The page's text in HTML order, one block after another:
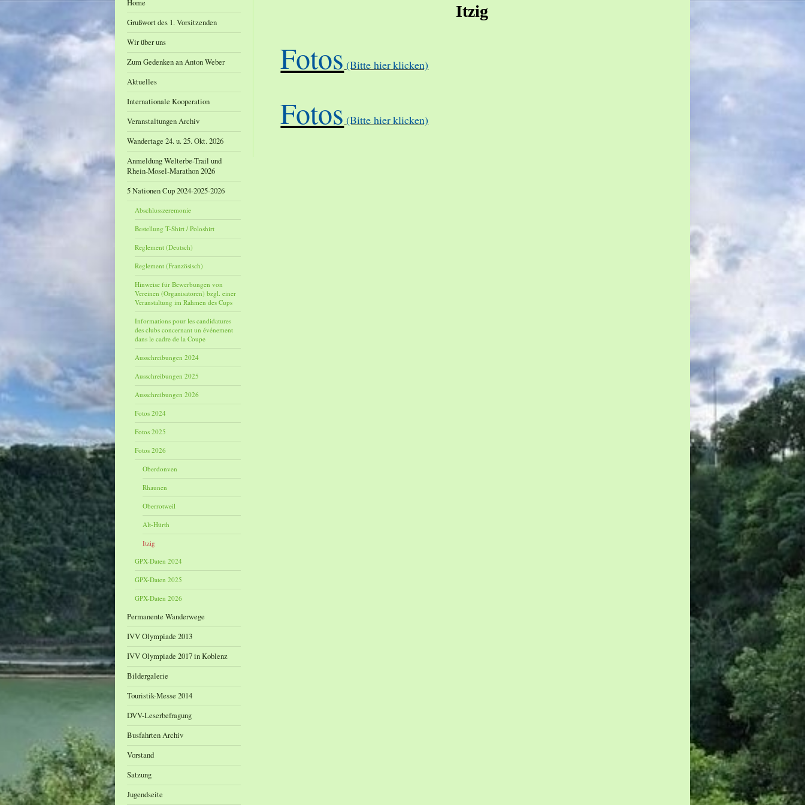
Home
Grußwort des 1. Vorsitzenden
Wir über uns
Zum Gedenken an Anton Weber
Aktuelles
Internationale Kooperation
Veranstaltungen Archiv
Wandertage 24. u. 25. Okt. 2026
Anmeldung Welterbe-Trail und
Rhein-Mosel-Marathon 2026
5 Nationen Cup 2024-2025-2026
Abschlusszeremonie
Bestellung T-Shirt / Poloshirt
Reglement (Deutsch)
Reglement (Französisch)
Hinweise für Bewerbungen von
Vereinen (Organisatoren) bzgl. einer
Veranstaltung im Rahmen des Cups
Informations pour les candidatures
des clubs concernant un événement
dans le cadre de la Coupe
Ausschreibungen 2024
Ausschreibungen 2025
Ausschreibungen 2026
Fotos 2024
Fotos 2025
Fotos 2026
Oberdonven
Rhaunen
Oberrotweil
Alt-Hürth
Itzig
GPX-Daten 2024
GPX-Daten 2025
GPX-Daten 2026
Permanente Wanderwege
IVV Olympiade 2013
IVV Olympiade 2017 in Koblenz
Bildergalerie
Touristik-Messe 2014
DVV-Leserbefragung
Busfahrten Archiv
Vorstand
Satzung
Jugendseite
Itzig
Fotos (Bitte hierklicken)
Fotos (Bitte hierklicken)